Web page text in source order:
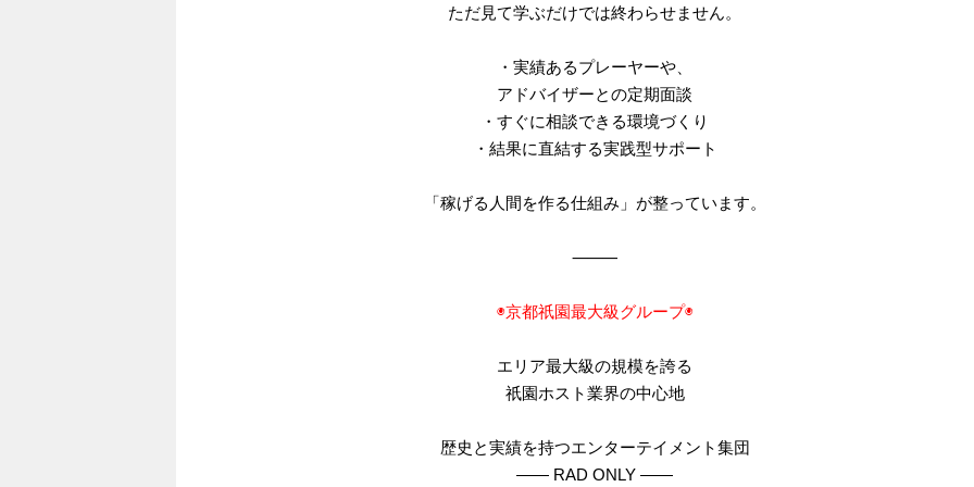
ただ見て学ぶだけでは終わらせません。
・実績あるプレーヤーや、
アドバイザーとの定期面談
・すぐに相談できる環境づくり
・結果に直結する実践型サポート
「稼げる人間を作る仕組み」が整っています。
⸻
◉京都祇園最大級グループ◉
エリア最大級の規模を誇る
祇園ホスト業界の中心地
歴史と実績を持つエンターテイメント集団
—— RAD ONLY ——